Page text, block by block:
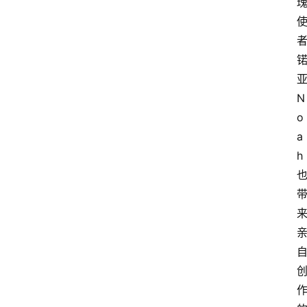
使
者
锘
亚
N
o
a
h
也
带
来
亲
自
创
作